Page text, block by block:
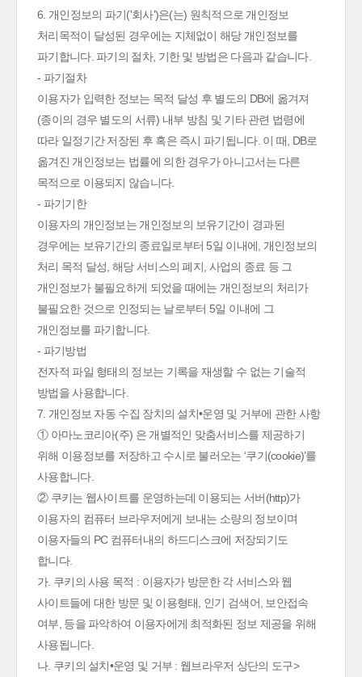
6. 개인정보의 파기('회사')은(는) 원칙적으로 개인정보
처리목적이 달성된 경우에는 지체없이 해당 개인정보를
파기합니다. 파기의 절차, 기한 및 방법은 다음과 같습니다.
- 파기절차
이용자가 입력한 정보는 목적 달성 후 별도의 DB에 옮겨져
(종이의 경우 별도의 서류) 내부 방침 및 기타 관련 법령에
따라 일정기간 저장된 후 혹은 즉시 파기됩니다. 이 때, DB로
옮겨진 개인정보는 법률에 의한 경우가 아니고서는 다른
목적으로 이용되지 않습니다.
- 파기기한
이용자의 개인정보는 개인정보의 보유기간이 경과된
경우에는 보유기간의 종료일로부터 5일 이내에, 개인정보의
처리 목적 달성, 해당 서비스의 폐지, 사업의 종료 등 그
개인정보가 불필요하게 되었을 때에는 개인정보의 처리가
불필요한 것으로 인정되는 날로부터 5일 이내에 그
개인정보를 파기합니다.
- 파기방법
전자적 파일 형태의 정보는 기록을 재생할 수 없는 기술적
방법을 사용합니다.
7. 개인정보 자동 수집 장치의 설치•운영 및 거부에 관한 사항
① 아마노코리아(주) 은 개별적인 맞춤서비스를 제공하기
위해 이용정보를 저장하고 수시로 불러오는 ‘쿠기(cookie)’를
사용합니다.
② 쿠키는 웹사이트를 운영하는데 이용되는 서버(http)가
이용자의 컴퓨터 브라우저에게 보내는 소량의 정보이며
이용자들의 PC 컴퓨터내의 하드디스크에 저장되기도
합니다.
가. 쿠키의 사용 목적 : 이용자가 방문한 각 서비스와 웹
사이트들에 대한 방문 및 이용형태, 인기 검색어, 보안접속
여부, 등을 파악하여 이용자에게 최적화된 정보 제공을 위해
사용됩니다.
나. 쿠키의 설치•운영 및 거부 : 웹브라우저 상단의 도구>